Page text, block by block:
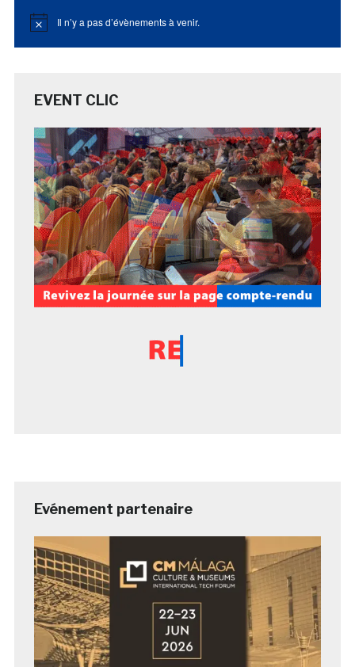
Notice Il n’y a pas d’évènements à venir.
EVENT CLIC
Evénement partenaire